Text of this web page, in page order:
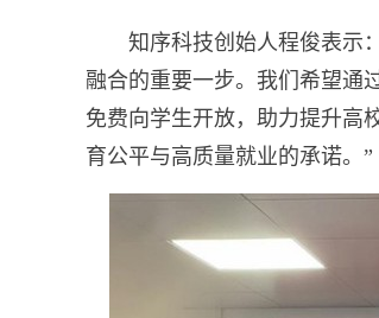
知序科技创始人程俊表示
融合的重要一步。我们希望通
免费向学生开放，助力提升高
育公平与高质量就业的承诺。”